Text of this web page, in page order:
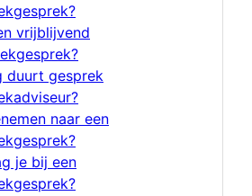
vrijblijvend
duurt gesprek
naar een
je bij een